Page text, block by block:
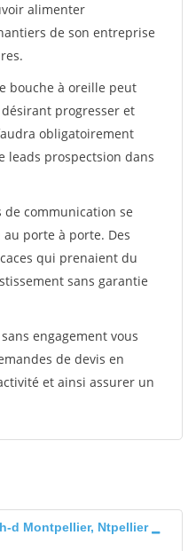
alimenter
de son entreprise
bouche à oreille peut
progresser et
obligatoirement
leads prospectsion dans
communication se
porte à porte. Des
qui prenaient du
sans garantie
engagement vous
de devis en
et ainsi assurer un
d Montpellier, Ntpellier